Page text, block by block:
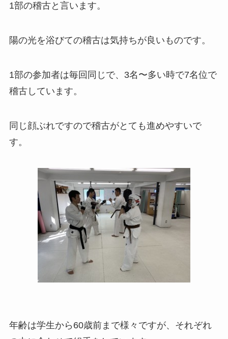
1部の稽古と言います。
陽の光を浴びての稽古は気持ちが良いものです。
1部の参加者は毎回同じで、3名〜多い時で7名位で
稽古しています。
同じ顔ぶれですので稽古がとても進めやすいで
す。
年齢は学生から60歳前まで様々ですが、それぞれ